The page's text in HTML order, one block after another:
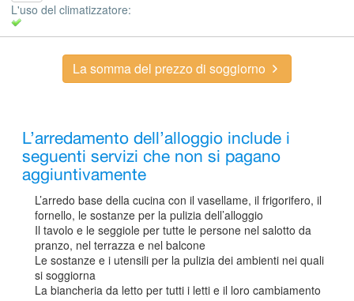
L'uso del climatizzatore:
La somma del prezzo di soggiorno
L’arredamento dell’alloggio include i
seguenti servizi che non si pagano
aggiuntivamente
L’arredo base della cucina con il vasellame, il frigorifero, il
fornello, le sostanze per la pulizia dell’alloggio
Il tavolo e le seggiole per tutte le persone nel salotto da
pranzo, nel terrazza e nel balcone
Le sostanze e i utensili per la pulizia dei ambienti nei quali
si soggiorna
La biancheria da letto per tutti i letti e il loro cambiamento